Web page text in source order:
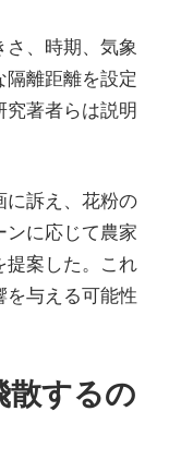
さ、時期、気象
離距離を設定
著者らは説明
に訴え、花粉の
に応じて農家
提案した。これ
を与える可能性
するの